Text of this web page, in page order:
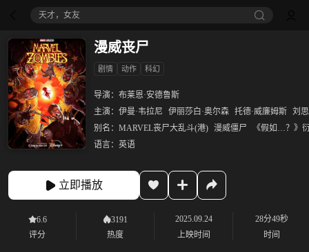
天才，女友
漫威丧尸
剧情 动作 科幻
导演： 布莱恩·安德鲁斯
主演： 伊曼·韦拉尼 伊丽莎白·奥尔森 托德·威廉姆斯 刘
别名： MARVEL丧尸大乱斗(港) 漫威僵尸
《假如…？》
语言： 英语
立即播放
6.6
评分
3191
热度
2025.09.24
上映时间
28分49秒
时间